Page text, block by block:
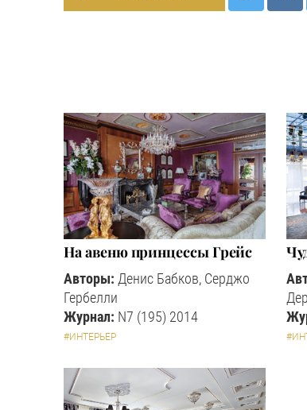
На авеню принцессы Грейс
Авторы: Денис Бабков, Серджо
Гербелли
Журнал: N7 (195) 2014
#ИНТЕРЬЕР